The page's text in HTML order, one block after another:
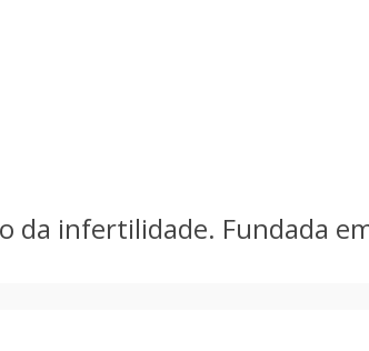
da infertilidade. Fundada